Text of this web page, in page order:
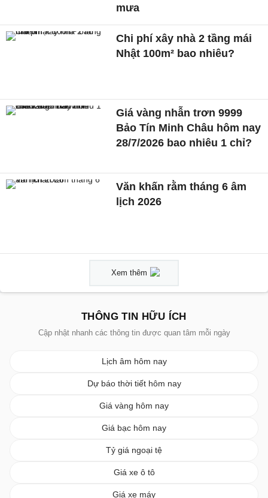
mưa
Chi phí xây nhà 2 tầng mái
Nhật 100m² bao nhiêu?
Giá vàng nhẫn trơn 9999
Bảo Tín Minh Châu hôm nay
28/7/2026 bao nhiêu 1 chỉ?
Văn khấn rằm tháng 6 âm
lịch 2026
Xem thêm
THÔNG TIN HỮU ÍCH
Cập nhật nhanh các thông tin được quan tâm mỗi ngày
Lịch âm hôm nay
Dự báo thời tiết hôm nay
Giá vàng hôm nay
Giá bạc hôm nay
Tỷ giá ngoại tệ
Giá xe ô tô
Giá xe máy